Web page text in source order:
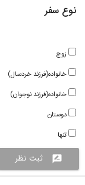
نوع سفر
زوج
خانواده(فرزند خردسال)
خانواده(فرزند نوجوان)
دوستان
تنها
rate_review ثبت نظر